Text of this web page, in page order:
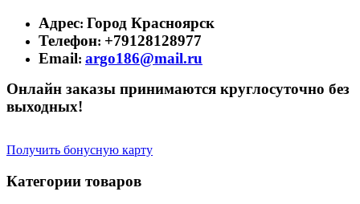
Адрес: Город Красноярск
Телефон: +79128128977
Email: argo186@mail.ru
Онлайн заказы принимаются круглосуточно без
выходных!
Получить бонусную карту
Категории товаров